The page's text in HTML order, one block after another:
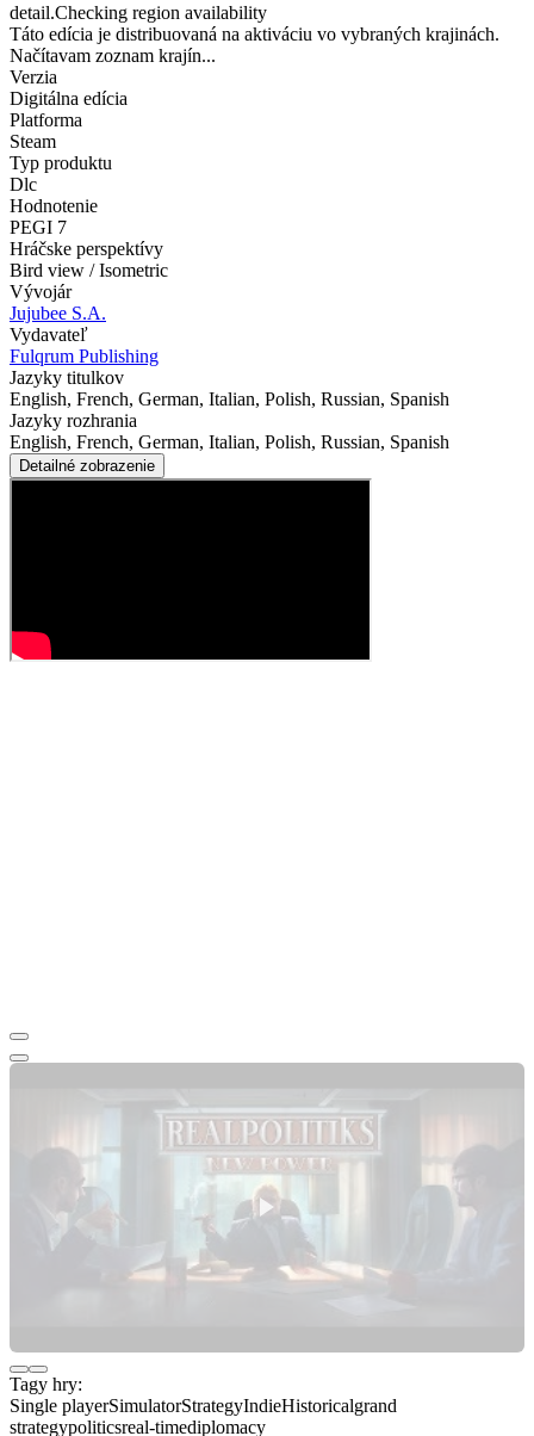
detail.Checking region availability
Táto edícia je distribuovaná na aktiváciu vo vybraných krajinách.
Načítavam zoznam krajín...
Verzia
Digitálna edícia
Platforma
Steam
Typ produktu
Dlc
Hodnotenie
PEGI 7
Hráčske perspektívy
Bird view / Isometric
Vývojár
Jujubee S.A.
Vydavateľ
Fulqrum Publishing
Jazyky titulkov
English, French, German, Italian, Polish, Russian, Spanish
Jazyky rozhrania
English, French, German, Italian, Polish, Russian, Spanish
Detailné zobrazenie
Tagy hry:
Single playerSimulatorStrategyIndieHistoricalgrand
strategypoliticsreal-timediplomacy